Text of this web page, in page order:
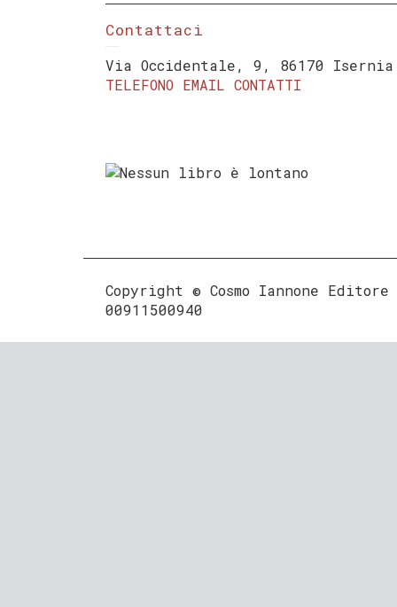
Contattaci
Via Occidentale, 9, 86170
TELEFONO EMAIL CONTATTI
Copyright © Cosmo Iannone
00911500940